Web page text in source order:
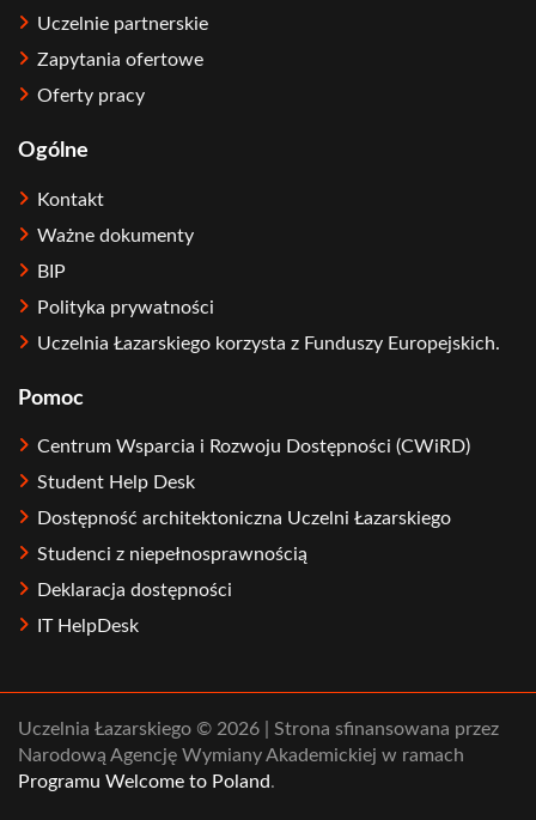
Uczelnie partnerskie
Zapytania ofertowe
Oferty pracy
Ogólne
Kontakt
Ważne dokumenty
BIP
Polityka prywatności
Uczelnia Łazarskiego korzysta z Funduszy Europejskich.
Pomoc
Centrum Wsparcia i Rozwoju Dostępności (CWiRD)
Student Help Desk
Dostępność architektoniczna Uczelni Łazarskiego
Studenci z niepełnosprawnością
Deklaracja dostępności
IT HelpDesk
Uczelnia Łazarskiego © 2026 | Strona sfinansowana przez
Narodową Agencję Wymiany Akademickiej w ramach
Programu Welcome to Poland.